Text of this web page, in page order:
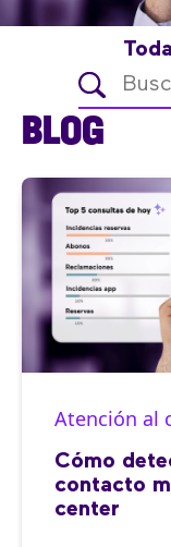
BLOG
Atención al
Cómo
contacto
center